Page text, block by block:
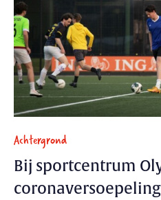
Achtergrond
Bij sportcentrum